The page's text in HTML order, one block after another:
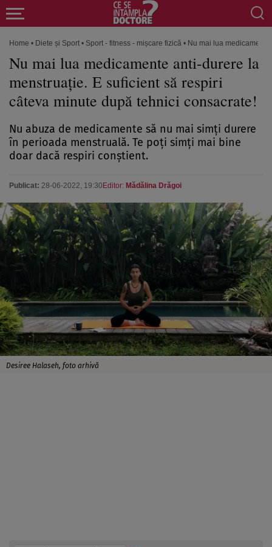
Home • Diete și Sport • Sport - fitness - mișcare fizică • Nu mai lua
Nu mai lua medicamente anti-durere la
menstruație. E suficient să respiri
câteva minute după tehnici consacrate!
Nu abuza de medicamente să nu mai simți durere
în perioada menstruală. Te poți simți mai bine
doar dacă respiri conștient.
Publicat: 28-06-2022, 19:30 Editor: Mădălina Drăgoi
Desiree Halaseh, foto arhivă